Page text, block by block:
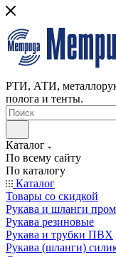
РТИ, АТИ,
полога и тенты.
Каталог
По всему сайту
По каталогу
Каталог
Товары со скидкой
Рукава и шланги
Рукава резиновые
Рукава и трубки ПВХ
Рукава (шланги)